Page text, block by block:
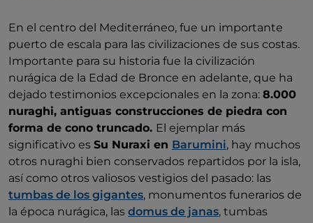
En el centro del Mediterráneo, fue un importante
puerto de escala para las civilizaciones de sus costas.
Importante para su historia fue la civilización
nurágica de la Edad de Bronce en adelante, que ha
dejado testimonios excepcionales en la zona: 8.000
nuraghi, antiguas construcciones de piedra con
forma de cono truncado. El ejemplar más
significativo es Su Nuraxi en Barumini, hay muchos
otros nuraghi bien conservados repartidos por la isla,
así como otros valiosos vestigios del pasado: las
tumbas de los gigantes, monumentos funerarios de
la época nurágica, las domus de janas, tumbas